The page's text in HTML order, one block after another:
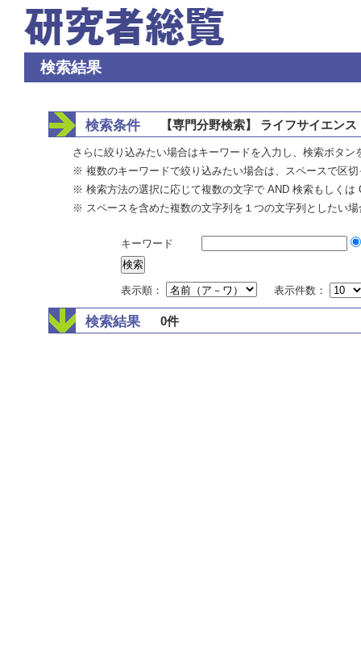
検索結果
検索条件 【専門分野検索】 ライフサイエン
さらに絞り込みたい場合はキーワードを入力し、検索ボタ
※ 複数のキーワードで絞り込みたい場合は、スペースで区
※ 検索方法の選択に応じて複数の文字で AND 検索もしくは
※ スペースを含めた複数の文字列を１つの文字列としたい
キーワード
表示順： 表示件数：
検索結果 0件